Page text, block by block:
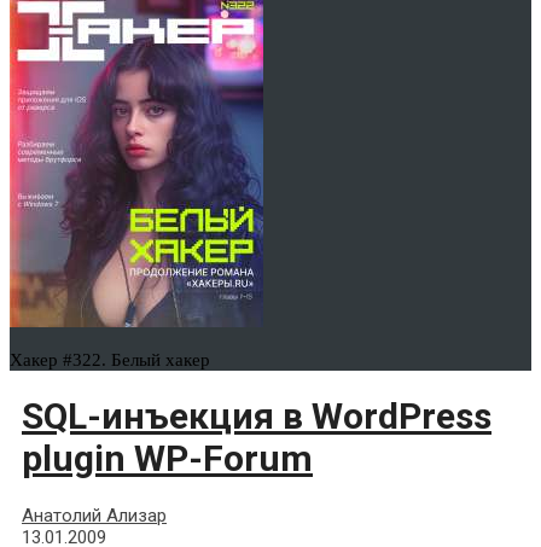
Хакер #322. Белый хакер
SQL-инъекция в WordPress
plugin WP-Forum
Анатолий Ализар
13.01.2009